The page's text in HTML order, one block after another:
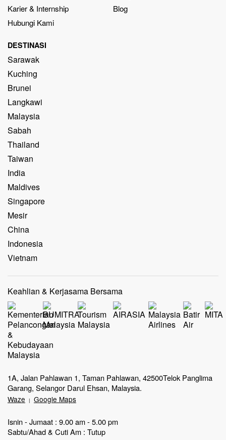
Karier & Internship
Blog
Hubungi Kami
DESTINASI
Sarawak
Kuching
Brunei
Langkawi
Malaysia
Sabah
Thailand
Taiwan
India
Maldives
Singapore
Mesir
China
Indonesia
Vietnam
Keahlian & Kerjasama Bersama
1A, Jalan Pahlawan 1, Taman Pahlawan, 42500Telok Panglima
Garang, Selangor Darul Ehsan, Malaysia.
Waze | Google Maps
Isnin - Jumaat : 9.00 am - 5.00 pm
Sabtu/Ahad & Cuti Am : Tutup